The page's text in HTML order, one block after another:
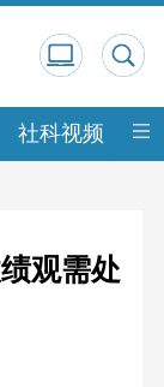
社科视频 中
观需处